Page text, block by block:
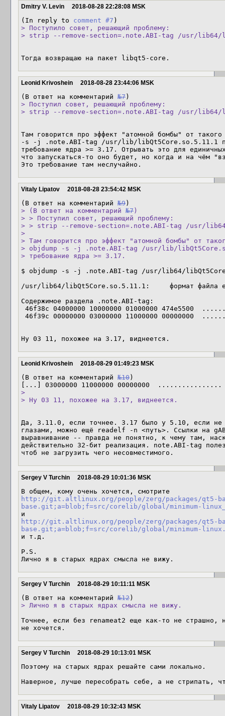
Dmitry V. Levin 2018-08-28 22:28:08 MSK
(In reply to comment #7
> Поступило совет, решающий проблему:
> strip --remove-section=.note.ABI-tag /usr/lib64/
Тогда возвращаю на пакет libqt5-core.
Leonid Krivoshein 2018-08-28 23:44:06 MSK
(В ответ на комментарий №7
> Поступил совет, решающий проблему:
> strip --remove-section=.note.ABI-tag /usr/lib64/
Там говорится про эффект "атомной бомбы" от
-s -j .note.ABI-tag /usr/lib/libQt5Core.so.5.11.1
требование ядра >= 3.17. Отрывать это для
что запускаться-то оно будет, но когда и на чём
Это требование там неслучайно.
Vitaly Lipatov 2018-08-28 23:54:42 MSK
(В ответ на комментарий №9
> (В ответ на комментарий №7 )
> > Поступил совет, решающий проблему:
> > strip --remove-section=.note.ABI-tag /usr/
>
> Там говорится про эффект "атомной бомбы" от
> objdump -s -j .note.ABI-tag /usr/lib/
> требование ядра >= 3.17.
$ objdump -s -j .note.ABI-tag /usr/lib64/
/usr/lib64/libQt5Core.so.5.11.1:     формат файла
Содержимое раздела .note.ABI-tag:
Ну 03 11, похожее на 3.17, виднеется.
Leonid Krivoshein 2018-08-29 01:49:23 MSK
(В ответ на комментарий №10 )
>
> Ну 03 11, похожее на 3.17, виднеется.
Да, 3.11.0, если точнее. 3.17 было у 5.10, если не
глазами, можно ещё readelf -n <путь>. Ссылки на
выравнивание -- правда не понятно, к чему там,
действительно 32-бит реализация. note.ABI-tag
чтоб не загрузить чего несовместимого.
Sergey V Turchin 2018-08-29 10:01:36 MSK
http://git.altlinux.org/people/zerg/packages/qt5-
base.git;a=blob;f=src/corelib/global/minimum-
http://git.altlinux.org/people/zerg/packages/qt5-
base.git;a=blob;f=src/corelib/global/minimum-
и т.д.
P.S.
Лично я в старых ядрах смысла не вижу.
Sergey V Turchin 2018-08-29 10:11:11 MSK
(В ответ на комментарий №12
> Лично я в старых ядрах смысла не вижу.
Точнее, если без renameat2 еще как-то не страшно,
не хочется.
Sergey V Turchin 2018-08-29 10:13:01 MSK
Поэтому на старых ядрах решайте сами локально.
Наверное, лучше пересобрать себе, а не стрипать,
Vitaly Lipatov 2018-08-29 10:32:43 MSK